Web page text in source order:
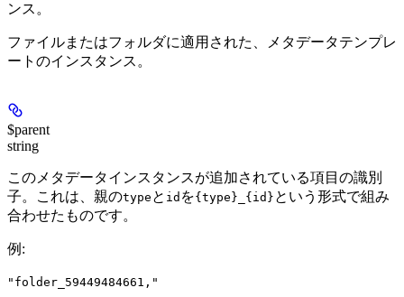
ンス。
ファイルまたはフォルダに適用された、メタデータテンプレ
ートのインスタンス。
$parent
string
このメタデータインスタンスが追加されている項目の識別
子。これは、親のtype と id を{type}_{id} という形式で組み
合わせたものです。
例 :
"folder_59449484661,"